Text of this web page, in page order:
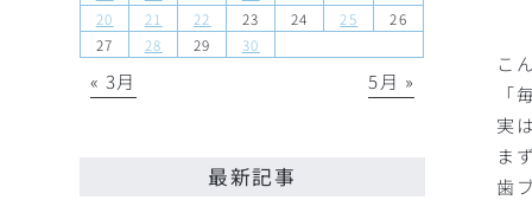
こ
実
ま
歯
20
21 22 23 24 25
26
27
28 29 30
« 3月 5月 »
最新記事